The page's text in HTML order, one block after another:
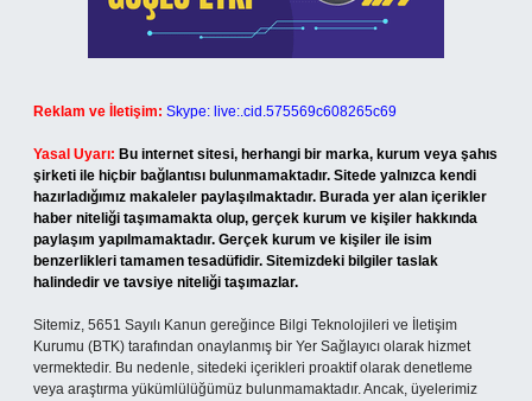
Reklam ve İletişim: Skype: live:.cid.575569c608265c69
Yasal Uyarı: Bu internet sitesi, herhangi bir marka, kurum veya şahıs
şirketi ile hiçbir bağlantısı bulunmamaktadır. Sitede yalnızca kendi
hazırladığımız makaleler paylaşılmaktadır. Burada yer alan içerikler
haber niteliği taşımamakta olup, gerçek kurum ve kişiler hakkında
paylaşım yapılmamaktadır. Gerçek kurum ve kişiler ile isim
benzerlikleri tamamen tesadüfidir. Sitemizdeki bilgiler taslak
halindedir ve tavsiye niteliği taşımazlar.
Sitemiz, 5651 Sayılı Kanun gereğince Bilgi Teknolojileri ve İletişim
Kurumu (BTK) tarafından onaylanmış bir Yer Sağlayıcı olarak hizmet
vermektedir. Bu nedenle, sitedeki içerikleri proaktif olarak denetleme
veya araştırma yükümlülüğümüz bulunmamaktadır. Ancak, üyelerimiz